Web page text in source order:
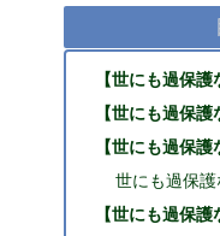
【世にも過保
【世にも過保
【世にも過保
世にも過保
【世にも過保